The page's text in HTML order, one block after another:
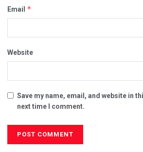
Email *
Website
Save my name, email, and website in
next time I comment.